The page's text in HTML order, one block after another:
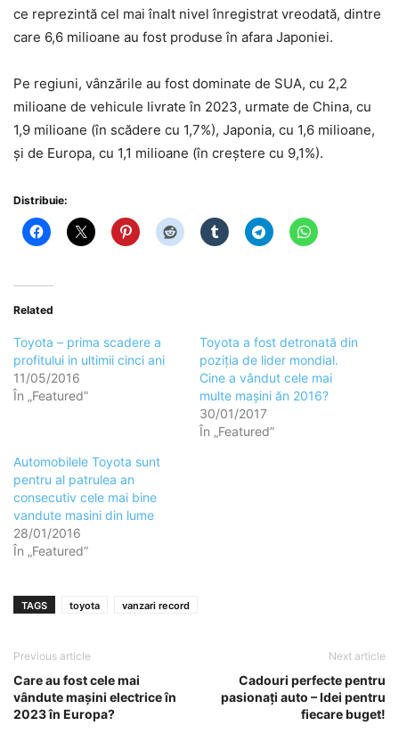
ce reprezintă cel mai înalt nivel înregistrat vreodată, dintre
care 6,6 milioane au fost produse în afara Japoniei.
Pe regiuni, vânzările au fost dominate de SUA, cu 2,2
milioane de vehicule livrate în 2023, urmate de China, cu
1,9 milioane (în scădere cu 1,7%), Japonia, cu 1,6 milioane,
și de Europa, cu 1,1 milioane (în creștere cu 9,1%).
Distribuie:
Related
Toyota – prima scadere a
profitului in ultimii cinci ani
11/05/2016
În „Featured”
Toyota a fost detronată din
poziția de lider mondial.
Cine a vândut cele mai
multe mașini ăn 2016?
30/01/2017
În „Featured”
Automobilele Toyota sunt
pentru al patrulea an
consecutiv cele mai bine
vandute masini din lume
28/01/2016
În „Featured”
TAGS toyota vanzari record
Previous article
Care au fost cele mai
vândute mașini electrice în
2023 în Europa?
Next article
Cadouri perfecte pentru
pasionați auto – Idei pentru
fiecare buget!